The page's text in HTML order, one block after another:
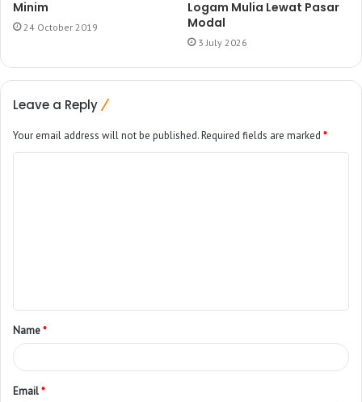
Minim
24 October 2019
Logam Mulia Lewat Pasar
Modal
3 July 2026
Leave a Reply
Your email address will not be published.Required fields are marked *
Name*
Email*